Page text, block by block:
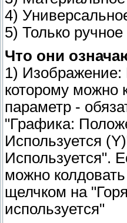
4)
5) Только
Что они
1) Изображение:
которому можно
параметр -
"Графика:
Используется
Используется".
можно
щелчком на
используется"